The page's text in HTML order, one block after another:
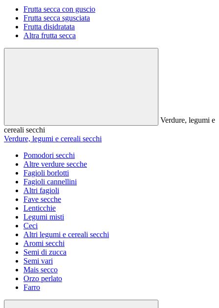
Frutta secca con guscio
Frutta secca sgusciata
Frutta disidratata
Altra frutta secca
Verdure, legumi e
cereali secchi
Verdure, legumi e cereali secchi
Pomodori secchi
Altre verdure secche
Fagioli borlotti
Fagioli cannellini
Altri fagioli
Fave secche
Lenticchie
Legumi misti
Ceci
Altri legumi e cereali secchi
Aromi secchi
Semi di zucca
Semi vari
Mais secco
Orzo perlato
Farro